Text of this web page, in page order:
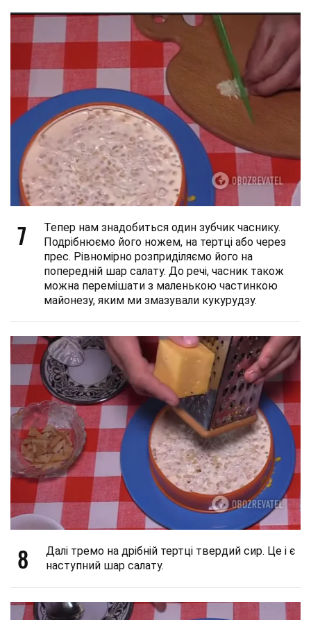
7
Тепер нам знадобиться один зубчик часнику.
Подрібнюємо його ножем, на тертці або через
прес. Рівномірно розприділяємо його на
попередній шар салату. До речі, часник також
можна перемішати з маленькою частинкою
майонезу, яким ми змазували кукурудзу.
8
Далі тремо на дрібній тертці твердий сир. Це і є
наступний шар салату.